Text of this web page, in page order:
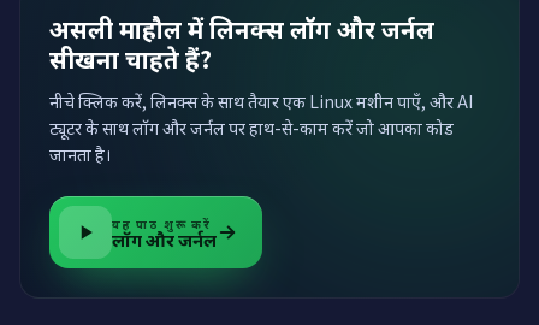
असली माहौल में लिनक्स लॉग और जर्नल
सीखना चाहते हैं?
नीचे क्लिक करें, लिनक्स के साथ तैयार एक Linux मशीन पाएँ, और AI
ट्यूटर के साथ लॉग और जर्नल पर हाथ-से-काम करें जो आपका कोड
जानता है।
यह पाठ शुरू करें
लॉग और जर्नल